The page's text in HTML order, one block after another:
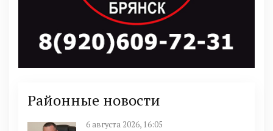
Районные новости
6 августа 2026, 16:05